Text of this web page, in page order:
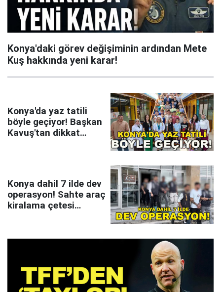
Konya'daki görev değişiminin ardından Mete
Kuş hakkında yeni karar!
Konya'da yaz tatili
böyle geçiyor! Başkan
Kavuş'tan dikkat
Konya dahil 7 ilde dev
operasyon! Sahte araç
kiralama çetesi